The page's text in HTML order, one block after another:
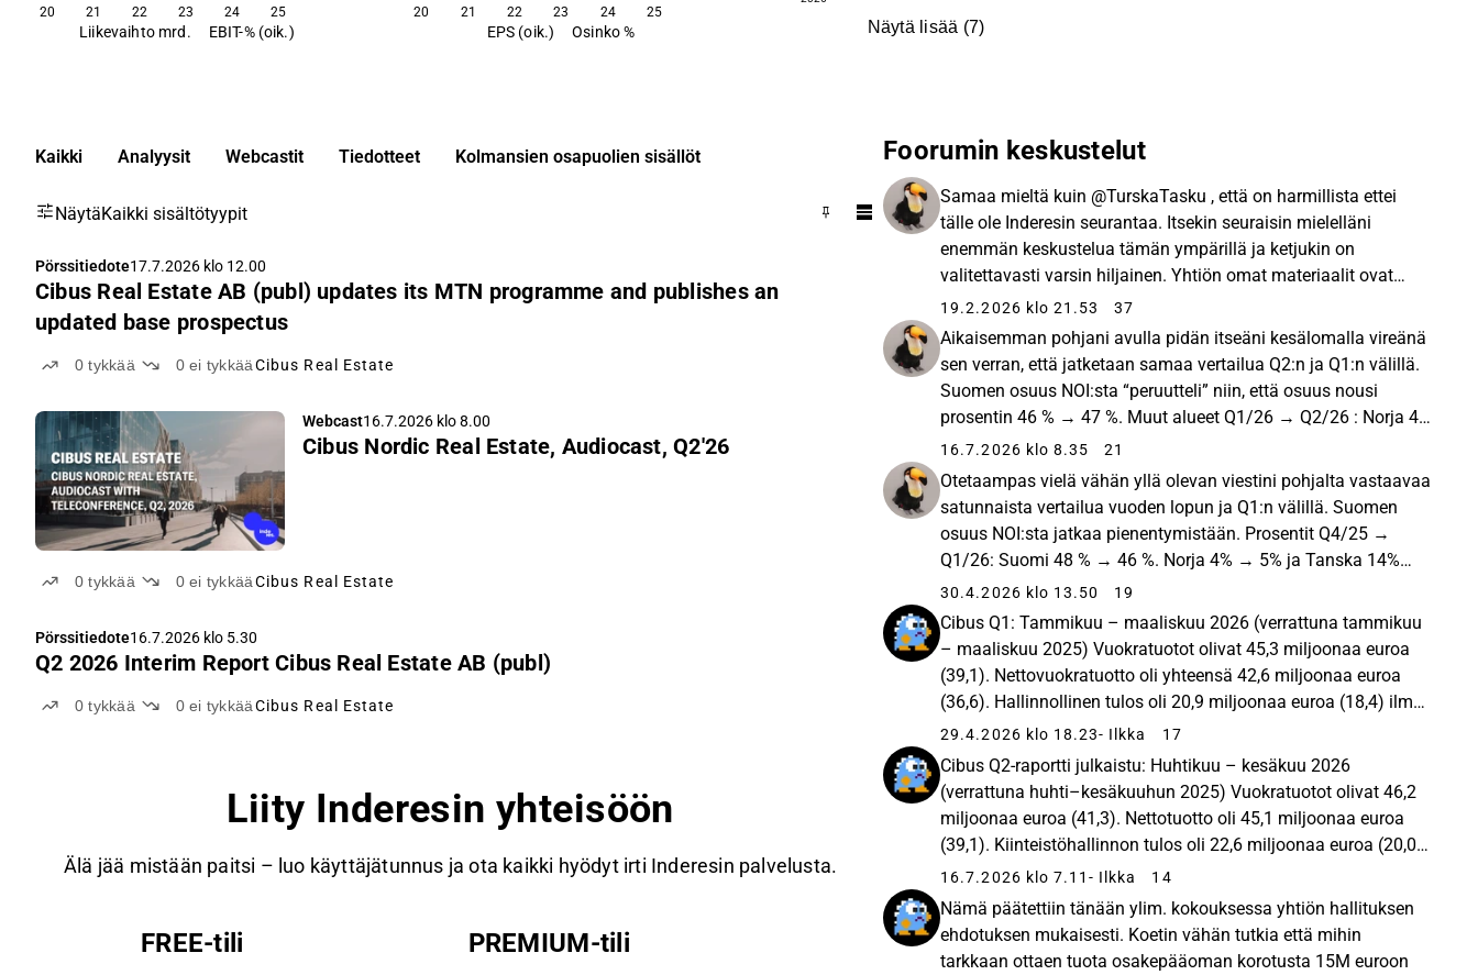
20 21 22 23 24 25
Liikevaihto mrd. EBIT-% (oik.)
20 21 22 23 24 25
EPS (oik.) Osinko % Näytä lisää (7)
Kaikki Analyysit Webcastit Tiedotteet Kolmansien osapuolien sisällöt
NäytäKaikki sisältötyypit
Pörssitiedote17.7.2026 klo 12.00
Cibus Real Estate AB (publ) updates its MTN programme and publishes an
updated base prospectus
0tykkää 0ei tykkääCibus Real Estate
Webcast16.7.2026 klo 8.00
Cibus Nordic Real Estate, Audiocast, Q2'26
0tykkää 0ei tykkääCibus Real Estate
Pörssitiedote16.7.2026 klo 5.30
Q2 2026 Interim Report Cibus Real Estate AB (publ)
0tykkää 0ei tykkääCibus Real Estate
Liity Inderesin yhteisöön
Älä jää mistään paitsi – luo käyttäjätunnus ja ota kaikki hyödyt irti Inderesin palvelusta.
FREE-tili PREMIUM-tili
Foorumin keskustelut
Samaa mieltä kuin @TurskaTasku , että on harmillista ettei
tälle ole Inderesin seurantaa. Itsekin seuraisin mielelläni
enemmän keskustelua tämän ympärillä ja ketjukin on
valitettavasti varsin hiljainen. Yhtiön omat materiaalit ovat
kuitenkin mielestäni aika hyviä. Jonkin verran t...
19.2.2026 klo 21.53 37
Aikaisemman pohjani avulla pidän itseäni kesälomalla vireänä
sen verran, että jatketaan samaa vertailua Q2:n ja Q1:n välillä.
Suomen osuus NOI:sta “peruutteli” niin, että osuus nousi
prosentin 46 % → 47 %. Muut alueet Q1/26 → Q2/26 : Norja 4
% → 5 %, Ruotsi 12 % → 11 %, Tanska 16...
16.7.2026 klo 8.35 21
Otetaampas vielä vähän yllä olevan viestini pohjalta vastaavaa
satunnaista vertailua vuoden lopun ja Q1:n välillä. Suomen
osuus NOI:sta jatkaa pienentymistään. Prosentit Q4/25 →
Q1/26: Suomi 48 % → 46 %. Norja 4% → 5% ja Tanska 14%
→16%, muut ennallaan Yhtiö päätti muuten tuossa ...
30.4.2026 klo 13.50 19
Cibus Q1: Tammikuu – maaliskuu 2026 (verrattuna tammikuu
– maaliskuu 2025) Vuokratuotot olivat 45,3 miljoonaa euroa
(39,1). Nettovuokratuotto oli yhteensä 42,6 miljoonaa euroa
(36,6). Hallinnollinen tulos oli 20,9 miljoonaa euroa (18,4) ilman
kertaluonteisia eriä ja valuuttakurssivaikutuks...
29.4.2026 klo 18.23- Ilkka 17
Cibus Q2-raportti julkaistu: Huhtikuu – kesäkuu 2026
(verrattuna huhti–kesäkuuhun 2025) Vuokratuotot olivat 46,2
miljoonaa euroa (41,3). Nettotuotto oli 45,1 miljoonaa euroa
(39,1). Kiinteistöhallinnon tulos oli 22,6 miljoonaa euroa (20,0)
ilman kertaluonteisia eriä ja valuuttakurssivaikut...
16.7.2026 klo 7.11- Ilkka 14
Nämä päätettiin tänään ylim. kokouksessa yhtiön hallituksen
ehdotuksen mukaisesti. Koetin vähän tutkia että mihin
tarkkaan ottaen tuota osakepääoman korotusta 15M euroon